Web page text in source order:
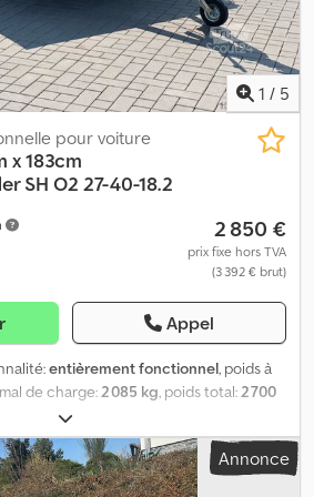
1 / 5
pour voiture
x 183cm
SH O2 27-40-18.2
2 850 €
prix fixe hors TVA
(3 392 € brut)
Appel
entièrement fonctionnel, poids à
de charge: 2 085 kg , poids total: 2 700
2 essieux
, largeur de l’espace de chargement:1 830
de chargement:400 mm, Année de
de la livraison : 1x Remorque plateau
Annonce